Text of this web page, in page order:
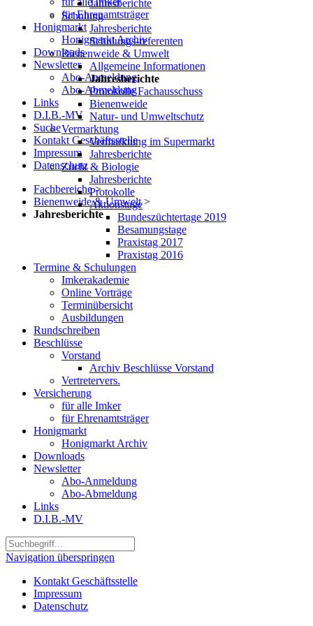
für Ehrenamtsträger
Honigmarkt
Honigmarkt Archiv
Downloads
Newsletter
Abo-Anmeldung
Abo-Abmeldung
Links
D.I.B.-MV
Suche
Kontakt Geschäftsstelle
Impressum
Datenschutz
Fachbereiche >
Bienenweide & Umwelt >
Jahresberichte
Jahresberichte
Schulung
Jahresberichte
Schulungs-referenten
Bienenweide & Umwelt
Allgemeine Informationen
Jahresberichte
Protokolle Fachausschuss
Bienenweide
Natur- und Umweltschutz
Vermarktung
Vermarktung im Supermarkt
Jahresberichte
Zucht & Biologie
Jahresberichte
Protokolle
Aktionstage
Bundeszüchtertage 2019
Besamungstage
Praxistag 2017
Praxistag 2016
Termine & Schulungen
Imkerakademie
Online Vorträge
Terminübersicht
Ausbildungen
Rundschreiben
Beschlüsse
Vorstand
Archiv Beschlüsse Vorstand
Vertretervers.
Versicherung
für alle Imker
für Ehrenamtsträger
Honigmarkt
Honigmarkt Archiv
Downloads
Newsletter
Abo-Anmeldung
Abo-Abmeldung
Links
D.I.B.-MV
Navigation überspringen
Kontakt Geschäftsstelle
Impressum
Datenschutz